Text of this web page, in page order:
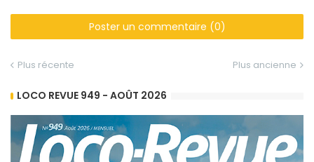
Poster un commentaire (0)
Plus récente Plus ancienne
LOCO REVUE 949 - AOÛT 2026